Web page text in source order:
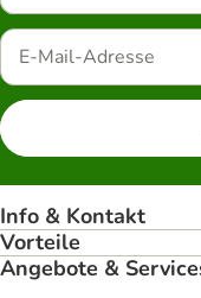
Info & Kontakt
Vorteile
Angebote &